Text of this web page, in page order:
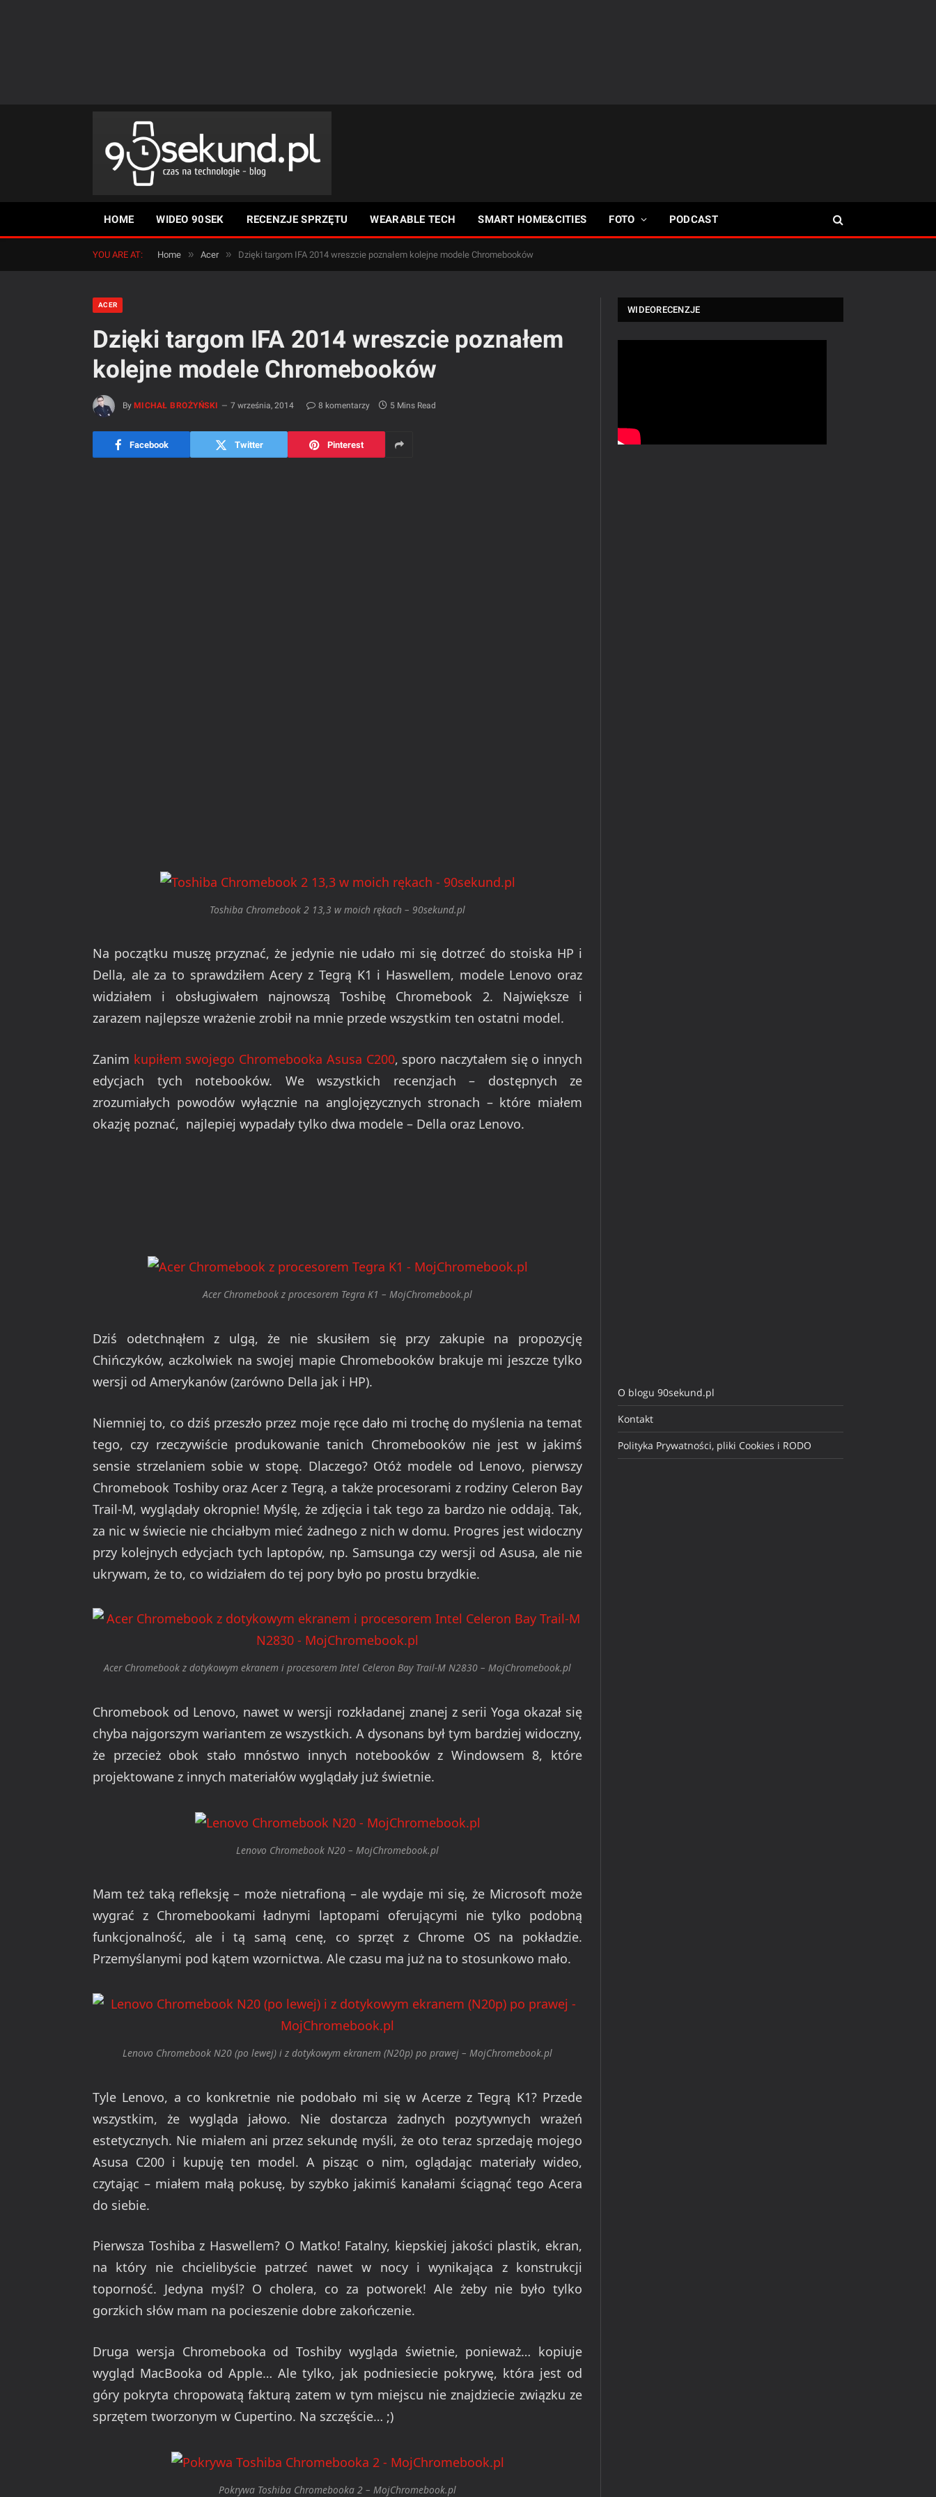
HOME WIDEO 90SEK RECENZJE SPRZĘTU WEARABLE TECH SMART HOME&CITIES FOTO PODCAST
YOU ARE AT: Home » Acer » Dzięki targom IFA 2014 wreszcie poznałem kolejne modele Chromebooków
ACER
Dzięki targom IFA 2014 wreszcie poznałem
kolejne modele Chromebooków
By MICHAŁ BROŻYŃSKI 7 września, 2014 8 komentarzy 5 Mins Read
Facebook Twitter Pinterest
Toshiba Chromebook 2 13,3 w moich rękach – 90sekund.pl
Na początku muszę przyznać, że jedynie nie udało mi się dotrzeć do stoiska HP i
Della, ale za to sprawdziłem Acery z Tegrą K1 i Haswellem, modele Lenovo oraz
widziałem i obsługiwałem najnowszą Toshibę Chromebook 2. Największe i
zarazem najlepsze wrażenie zrobił na mnie przede wszystkim ten ostatni model.
Zanim kupiłem swojego Chromebooka Asusa C200, sporo naczytałem się o innych
edycjach tych notebooków. We wszystkich recenzjach – dostępnych ze
zrozumiałych powodów wyłącznie na anglojęzycznych stronach – które miałem
okazję poznać, najlepiej wypadały tylko dwa modele – Della oraz Lenovo.
Acer Chromebook z procesorem Tegra K1 – MojChromebook.pl
Dziś odetchnąłem z ulgą, że nie skusiłem się przy zakupie na propozycję
Chińczyków, aczkolwiek na swojej mapie Chromebooków brakuje mi jeszcze tylko
wersji od Amerykanów (zarówno Della jak i HP).
Niemniej to, co dziś przeszło przez moje ręce dało mi trochę do myślenia na temat
tego, czy rzeczywiście produkowanie tanich Chromebooków nie jest w jakimś
sensie strzelaniem sobie w stopę. Dlaczego? Otóż modele od Lenovo, pierwszy
Chromebook Toshiby oraz Acer z Tegrą, a także procesorami z rodziny Celeron Bay
Trail-M, wyglądały okropnie! Myślę, że zdjęcia i tak tego za bardzo nie oddają. Tak,
za nic w świecie nie chciałbym mieć żadnego z nich w domu. Progres jest widoczny
przy kolejnych edycjach tych laptopów, np. Samsunga czy wersji od Asusa, ale nie
ukrywam, że to, co widziałem do tej pory było po prostu brzydkie.
Acer Chromebook z dotykowym ekranem i procesorem Intel Celeron Bay Trail-M N2830 – MojChromebook.pl
Chromebook od Lenovo, nawet w wersji rozkładanej znanej z serii Yoga okazał się
chyba najgorszym wariantem ze wszystkich. A dysonans był tym bardziej widoczny,
że przecież obok stało mnóstwo innych notebooków z Windowsem 8, które
projektowane z innych materiałów wyglądały już świetnie.
Lenovo Chromebook N20 – MojChromebook.pl
Mam też taką refleksję – może nietrafioną – ale wydaje mi się, że Microsoft może
wygrać z Chromebookami ładnymi laptopami oferującymi nie tylko podobną
funkcjonalność, ale i tą samą cenę, co sprzęt z Chrome OS na pokładzie.
Przemyślanymi pod kątem wzornictwa. Ale czasu ma już na to stosunkowo mało.
Lenovo Chromebook N20 (po lewej) i z dotykowym ekranem (N20p) po prawej – MojChromebook.pl
Tyle Lenovo, a co konkretnie nie podobało mi się w Acerze z Tegrą K1? Przede
wszystkim, że wygląda jałowo. Nie dostarcza żadnych pozytywnych wrażeń
estetycznych. Nie miałem ani przez sekundę myśli, że oto teraz sprzedaję mojego
Asusa C200 i kupuję ten model. A pisząc o nim, oglądając materiały wideo,
czytając – miałem małą pokusę, by szybko jakimiś kanałami ściągnąć tego Acera
do siebie.
Pierwsza Toshiba z Haswellem? O Matko! Fatalny, kiepskiej jakości plastik, ekran,
na który nie chcielibyście patrzeć nawet w nocy i wynikająca z konstrukcji
toporność. Jedyna myśl? O cholera, co za potworek! Ale żeby nie było tylko
gorzkich słów mam na pocieszenie dobre zakończenie.
Druga wersja Chromebooka od Toshiby wygląda świetnie, ponieważ… kopiuje
wygląd MacBooka od Apple… Ale tylko, jak podniesiecie pokrywę, która jest od
góry pokryta chropowatą fakturą zatem w tym miejscu nie znajdziecie związku ze
sprzętem tworzonym w Cupertino. Na szczęście… ;)
Pokrywa Toshiba Chromebooka 2 – MojChromebook.pl
WIDEORECENZJE
O blogu 90sekund.pl
Kontakt
Polityka Prywatności, pliki Cookies i RODO